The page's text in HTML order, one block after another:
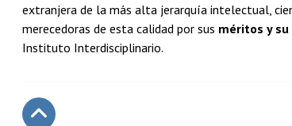
extranjera de la más alta jerarquía intelectual,
merecedoras de esta calidad por sus méritos y
Instituto Interdisciplinario.